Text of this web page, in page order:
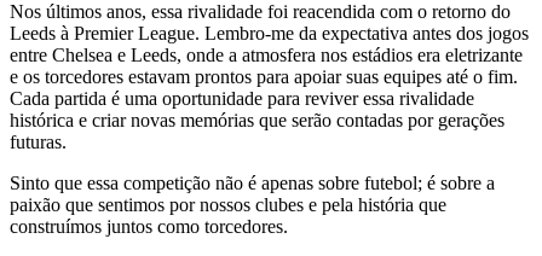
Nos últimos anos, essa rivalidade foi reacendida com o retorno do
Leeds à Premier League. Lembro-me da expectativa antes dos jogos
entre Chelsea e Leeds, onde a atmosfera nos estádios era eletrizante
e os torcedores estavam prontos para apoiar suas equipes até o fim.
Cada partida é uma oportunidade para reviver essa rivalidade
histórica e criar novas memórias que serão contadas por gerações
futuras.
Sinto que essa competição não é apenas sobre futebol; é sobre a
paixão que sentimos por nossos clubes e pela história que
construímos juntos como torcedores.